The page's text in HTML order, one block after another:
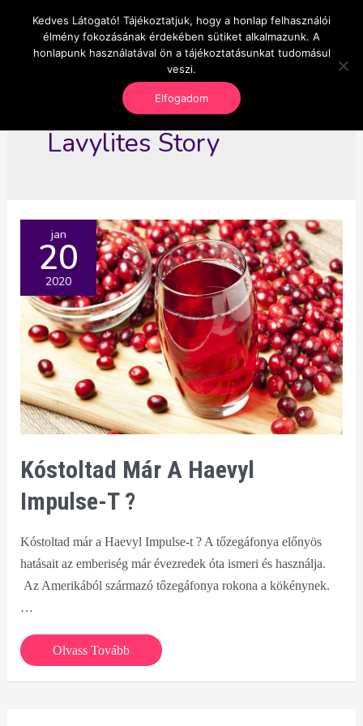
content
OnlineSeedsMan
Üzlet és szabadság
Main
Lavylites Story
jan
20
2020
Kóstoltad Már A Haevyl
Impulse-T ?
Kóstoltad már a Haevyl Impulse-t ? A tőzegáfonya előnyös
hatásait az emberiség már évezredek óta ismeri és használja.
Az Amerikából származó tőzegáfonya rokona a kökénynek.
…
Kóstoltad
már
Olvass Tovább
Kedves Látogató! Tájékoztatjuk, hogy a honlap felhasználói
élmény fokozásának érdekében sütiket alkalmazunk. A
honlapunk használatával ön a tájékoztatásunkat tudomásul
veszi.
Elfogadom